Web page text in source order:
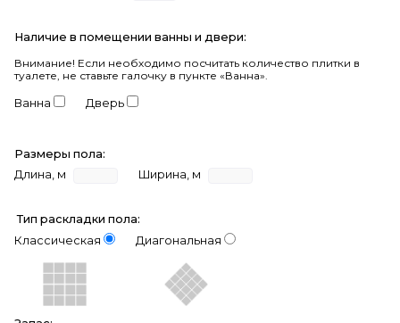
Наличие в помещении ванны и двери:
Внимание! Если необходимо посчитать количество плитки в
туалете, не ставьте галочку в пункте «Ванна».
Ванна Дверь
Размеры пола:
Длина, м
Ширина, м
Тип раскладки пола:
Классическая
Диагональная